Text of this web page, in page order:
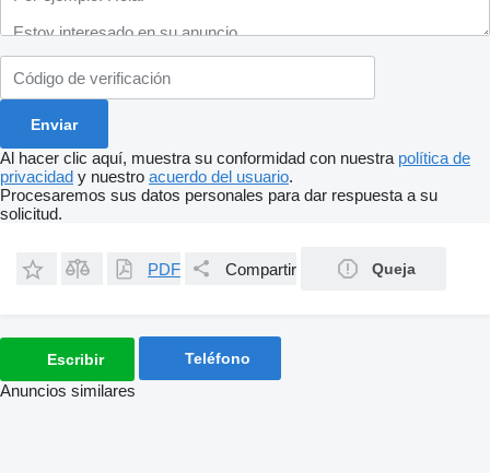
Al hacer clic aquí, muestra su conformidad con nuestra política de
privacidad y nuestro acuerdo del usuario.
Procesaremos sus datos personales para dar respuesta a su
solicitud.
PDF Compartir Queja
Escribir Teléfono
Anuncios similares